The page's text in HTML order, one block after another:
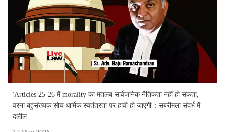
'Articles 25-26 में morality का मतलब सार्वजनिक नैतिकता नहीं हो सकता,
वरना बहुसंख्यक सोच धार्मिक स्वतंत्रता पर हावी हो जाएगी' : सबरीमला संदर्भ में
दलील